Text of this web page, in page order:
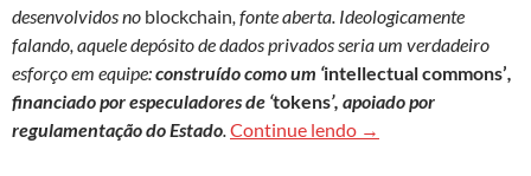
desenvolvidos no blockchain, fonte aberta. Ideologicamente
falando, aquele depósito de dados privados seria um verdadeiro
esforço em equipe:construído como um ‘intellectual commons’,
financiado por especuladores de ‘tokens’, apoiado por
regulamentação do Estado.Continue lendo Blockchain: além da
→